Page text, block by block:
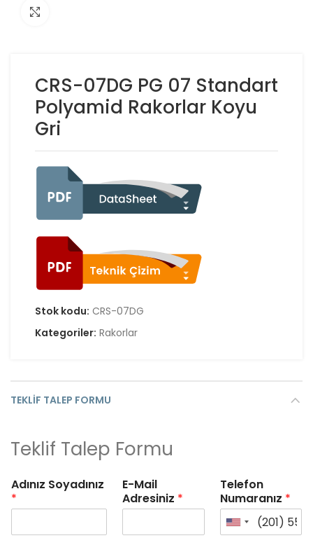
CRS-07DG PG 07 Standart
Polyamid Rakorlar Koyu
Gri
Stok kodu: CRS-07DG
Kategoriler: Rakorlar
TEKLIF TALEP FORMU
Teklif Talep Formu
Adınız Soyadınız
*
E-Mail
Adresiniz *
Telefon
Numaranız *